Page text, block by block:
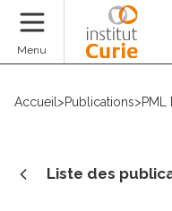
Menu
Accueil >Publications>
Liste des